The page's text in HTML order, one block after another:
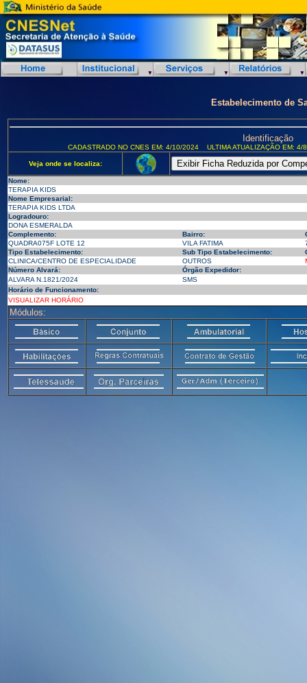
Estabelecimento de
Identificação
CADASTRADO NO CNES EM: 4/10/2024 ULTIMA ATUALIZAÇÃO EM:
Veja onde se localiza:
Nome:
TERAPIA KIDS
Nome Empresarial:
TERAPIA KIDS LTDA
Logradouro:
DONA ESMERALDA
Complemento:
Bairro:
QUADRA075F LOTE 12
VILA FATIMA
Tipo Estabelecimento:
Sub Tipo Estabelecimento:
CLINICA/CENTRO DE ESPECIALIDADE
OUTROS
Número Alvará:
Órgão Expedidor:
ALVARA N.1821/2024
SMS
Horário de Funcionamento:
VISUALIZAR HORÁRIO
Módulos: